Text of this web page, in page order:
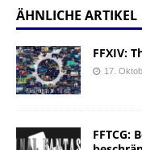
ÄHNLICHE ARTIKEL
FFXIV:
17.
FFTCG: